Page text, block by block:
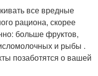
все вредные
рациона, скорее
больше фруктов,
и рыбы .
позаботятся о вашей